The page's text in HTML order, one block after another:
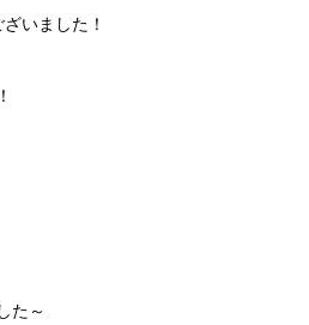
いました！
た～